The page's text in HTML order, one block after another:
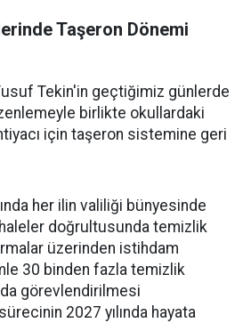
Taşeron Dönemi
Tekin'in geçtiğimiz günlerde
birlikte okullardaki
için taşeron sistemine geri
her ilin valiliği bünyesinde
doğrultusunda temizlik
üzerinden istihdam
30 binden fazla temizlik
görevlendirilmesi
2027 yılında hayata